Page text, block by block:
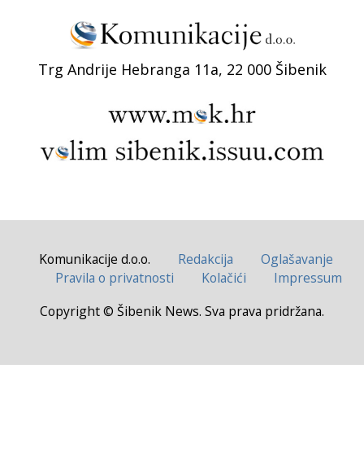
Trg Andrije Hebranga 11a, 22 000 Šibenik
Komunikacije d.o.o. Redakcija
Oglašavanje
Pravila o privatnosti
Kolačići
Impressum
Copyright © Šibenik News. Sva prava pridržana.